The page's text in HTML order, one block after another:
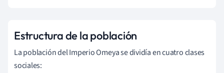
Estructura de la población
La población del Imperio Omeya se dividía en cuatro clases
sociales: